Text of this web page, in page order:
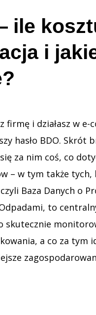
ile
i
firmę i działasz w
hasło BDO.
za nim coś, co
– w tym także
Baza Danych o
to
skutecznie
a co za tym